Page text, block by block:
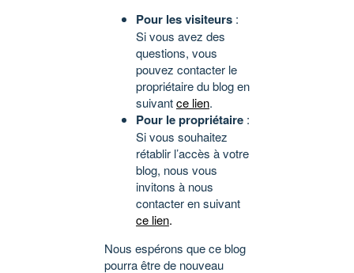
Pour les visiteurs :
Si vous avez des
questions, vous
pouvez contacter le
propriétaire du blog en
suivantce lien.
Pour le propriétaire :
Si vous souhaitez
rétablir l’accès à votre
blog, nous vous
invitons à nous
contacter en suivant
ce lien.
Nous espérons que ce blog
pourra être de nouveau